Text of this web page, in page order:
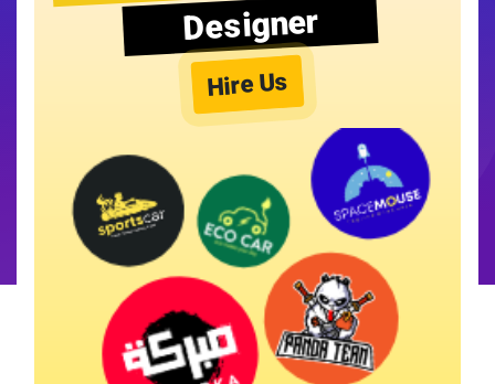
Designer
Hire Us